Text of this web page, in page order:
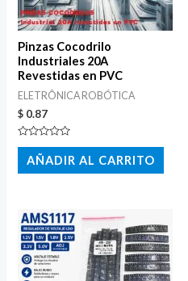
Pinzas Cocodrilo
Industriales 20A
Revestidas en PVC
ELETRÔNICA ROBÓTICA
$ 0.87
Valorado
con
de
AÑADIR AL CARRITO